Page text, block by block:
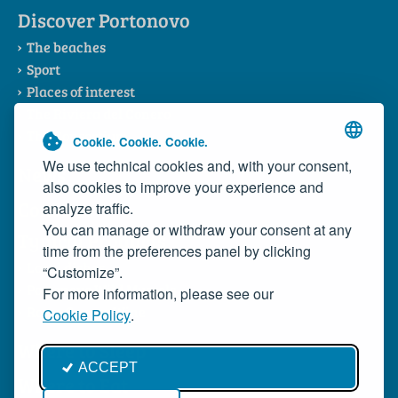
Cookie. Cookie. Cookie.
We use technical cookies and, with your consent,
also cookies to improve your experience and
analyze traffic.
You can manage or withdraw your consent at any
time from the preferences panel by clicking
“Customize”.
For more information, please see our
Cookie Policy.
ACCEPT
Discover Portonovo
The beaches
Sport
Places of interest
The Consortium
News
Contacts
Typical Products
Local dishes
Portonovo Wild Mussels
Rosso Conero Wine
Where to Sleep
Where to Eat